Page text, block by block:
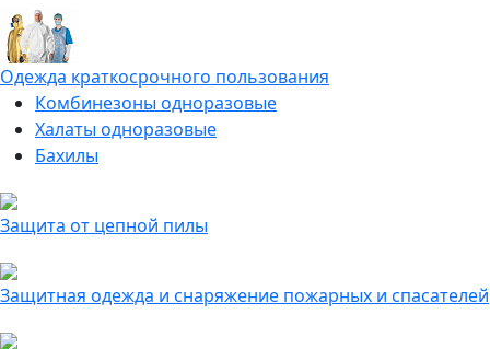
Одежда краткосрочного пользования
Комбинезоны одноразовые
Халаты одноразовые
Бахилы
Защита от цепной пилы
Защитная одежда и снаряжение пожарных и спасателей